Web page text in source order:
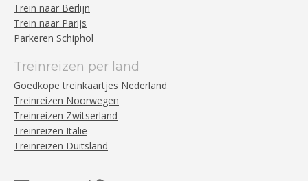
Trein naar Berlijn
Trein naar Parijs
Parkeren Schiphol
Treinreizen per land
Goedkope treinkaartjes Nederland
Treinreizen Noorwegen
Treinreizen Zwitserland
Treinreizen Italië
Treinreizen Duitsland